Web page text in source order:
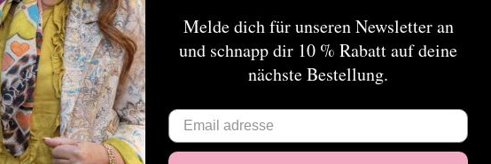
Allgemeine Geschäftsbedingungen
Dementi
Datenschutz
Zahlungen
Die Lieferungen und Retouren
Dienstleistungen
Sitemap
Melde dich für unseren Newsletter an
und schnapp dir 10 % Rabatt auf deine
nächste Bestellung.